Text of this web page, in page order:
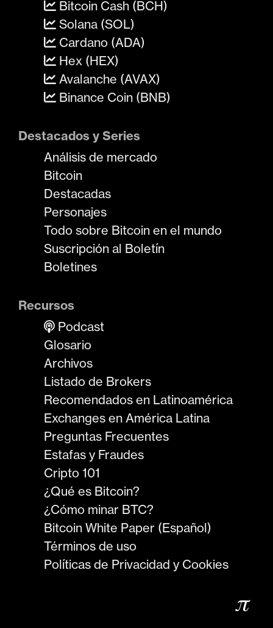
Bitcoin Cash (BCH)
Solana (SOL)
Cardano (ADA)
Hex (HEX)
Avalanche (AVAX)
Binance Coin (BNB)
Destacados y Series
Análisis de mercado
Bitcoin
Destacadas
Personajes
Todo sobre Bitcoin en el mundo
Suscripción al Boletín
Boletines
Recursos
Podcast
Glosario
Archivos
Listado de Brokers
Recomendados en Latinoamérica
Exchanges en América Latina
Preguntas Frecuentes
Estafas y Fraudes
Cripto 101
¿Qué es Bitcoin?
¿Cómo minar BTC?
Bitcoin White Paper (Español)
Términos de uso
Políticas de Privacidad y Cookies
𝜋